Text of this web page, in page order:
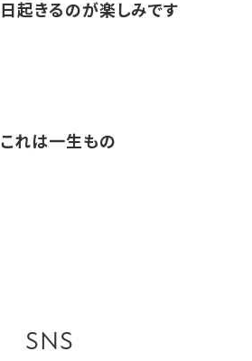
日起きるのが楽しみです
これは一生もの
SNS